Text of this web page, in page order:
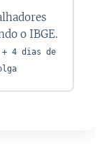
o IBGE.
4 dias de